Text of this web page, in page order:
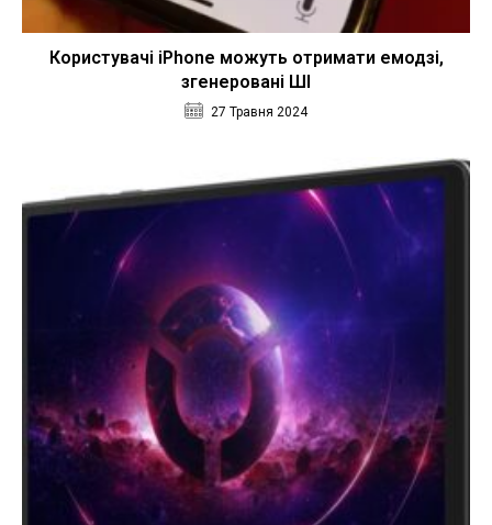
Користувачі iPhone можуть отримати емодзі,
згенеровані ШІ
27 Травня 2024